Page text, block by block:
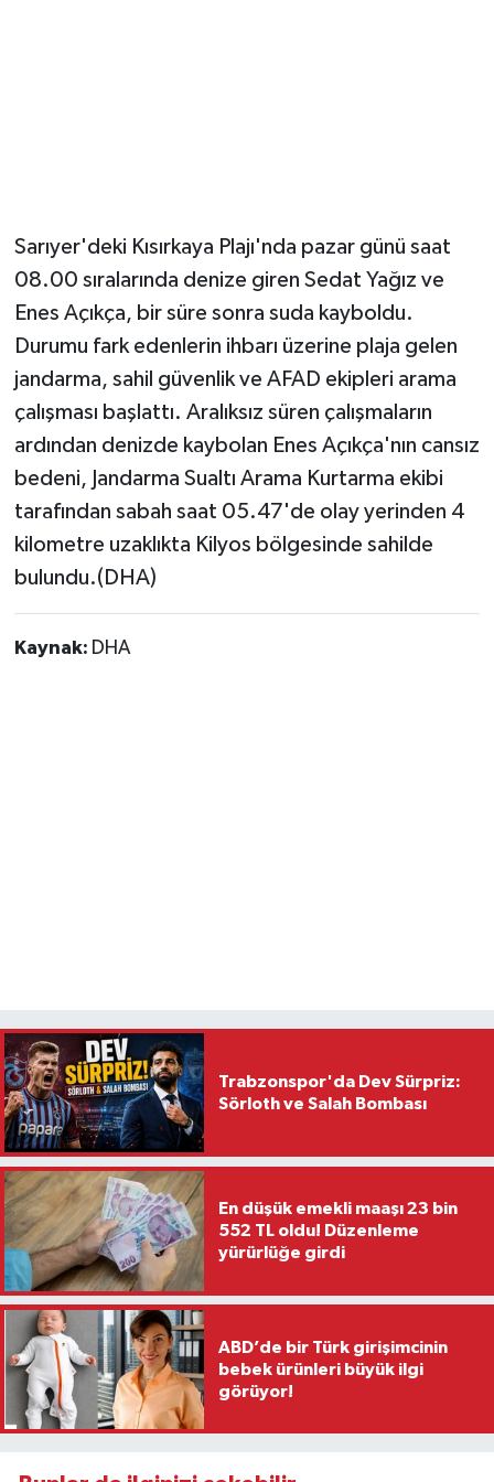
Sarıyer'deki Kısırkaya Plajı'nda pazar günü saat
08.00 sıralarında denize giren Sedat Yağız ve
Enes Açıkça, bir süre sonra suda kayboldu.
Durumu fark edenlerin ihbarı üzerine plaja gelen
jandarma, sahil güvenlik ve AFAD ekipleri arama
çalışması başlattı. Aralıksız süren çalışmaların
ardından denizde kaybolan Enes Açıkça'nın cansız
bedeni, Jandarma Sualtı Arama Kurtarma ekibi
tarafından sabah saat 05.47'de olay yerinden 4
kilometre uzaklıkta Kilyos bölgesinde sahilde
bulundu.(DHA)
Kaynak: DHA
Trabzonspor'da Dev Sürpriz:
Sörloth ve Salah Bombası
En düşük emekli maaşı 23 bin
552 TL oldu! Düzenleme
yürürlüğe girdi
ABD’de bir Türk girişimcinin
bebek ürünleri büyük ilgi
görüyor!
Siyaset
Sonsöz Özel
Spor
Vasıta
Yaşam